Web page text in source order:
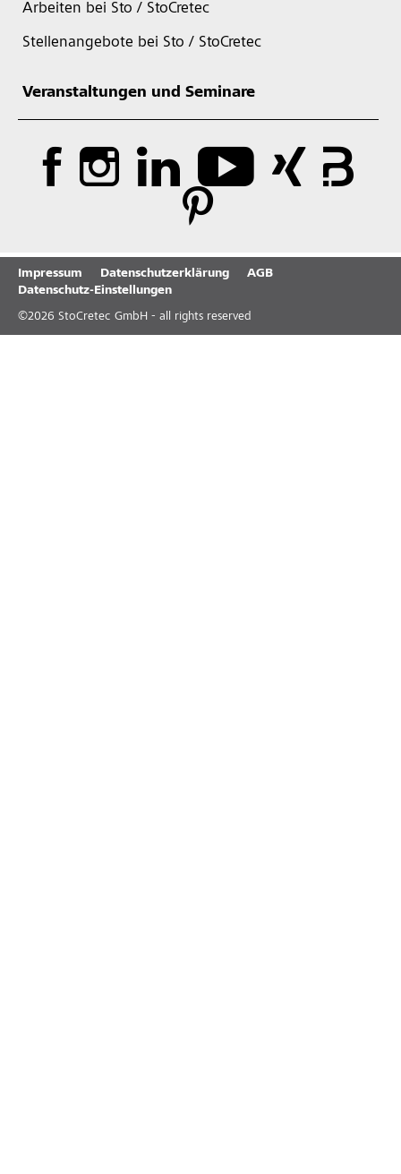
Arbeiten bei Sto / StoCretec
Stellenangebote bei Sto / StoCretec
Veranstaltungen und Seminare
Impressum Datenschutzerklärung
AGB
Datenschutz-Einstellungen
©2026 StoCretec GmbH - all rights reserved